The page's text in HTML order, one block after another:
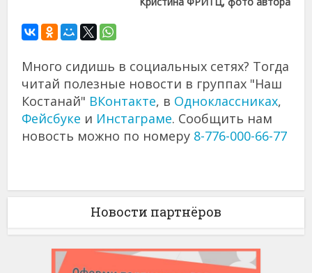
Много сидишь в социальных сетях? Тогда
читай полезные новости в группах "Наш
Костанай" ВКонтакте, в Одноклассниках,
Фейсбуке и Инстаграме. Сообщить нам
новость можно по номеру 8-776-000-66-77
Новости партнёров